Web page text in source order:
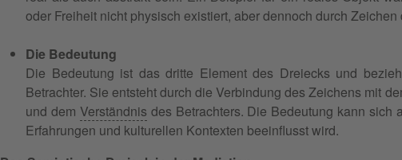
oder Freiheit nicht physisch existiert, aber dennoch durch
Die Bedeutung
Die Bedeutung ist das dritte Element des Dreiecks und
Betrachter. Sie entsteht durch die Verbindung des Zeichens mit
und dem Verständnis des Betrachters. Die Bedeutung kann
Erfahrungen und kulturellen Kontexten beeinflusst wird.